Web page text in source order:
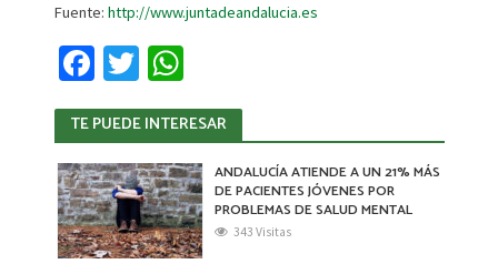
Fuente: http://www.juntadeandalucia.es
Fa
ce
b
o
o
k
T
wi
tt
er
W
h
at
sA
p
p
TE PUEDE INTERESAR
ANDALUCÍA ATIENDE A UN 21% MÁS
DE PACIENTES JÓVENES POR
PROBLEMAS DE SALUD MENTAL
343 Visitas